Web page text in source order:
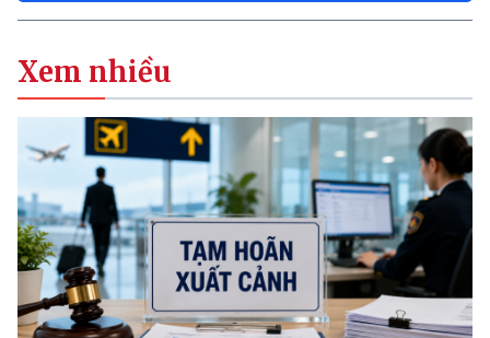
Xem nhiều